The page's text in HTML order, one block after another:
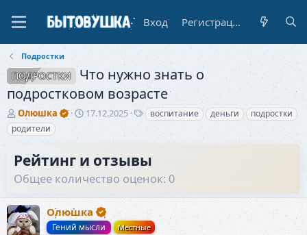
Вход Регистрация
Подростки
ПОДРОСТКИ
Что нужно знать о
подростковом возрасте
А
в
т
р
т
е
м
ы
Олюшка
Д
н
а
ч
а
л
а
17.12.2025
Твоспитание деньги
подростки
родители
Рейтинг и отзывы
Общее количество оценок: 0
Олюшка
Гений мысли Местные